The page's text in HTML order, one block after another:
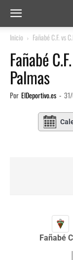
Inicio Fañabé C.F. vs
Fañabé
Palmas
Por ElDeportivo.es -
Fañabé